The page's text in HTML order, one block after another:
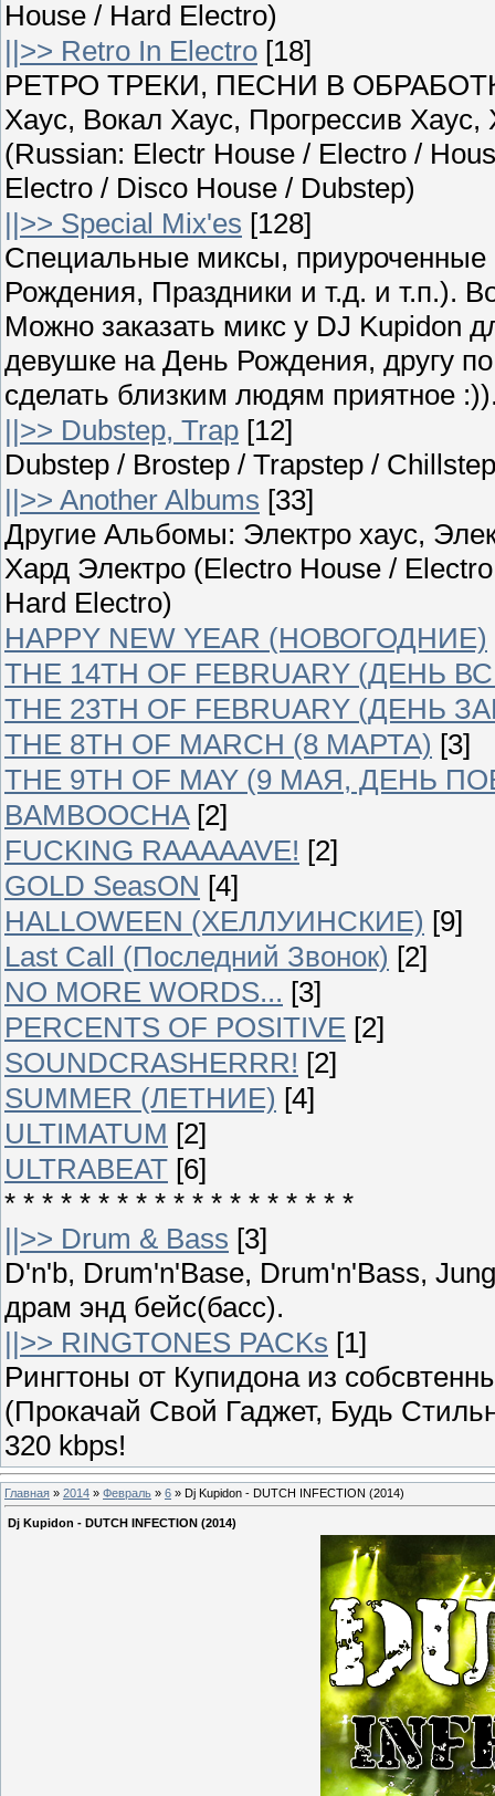
House / Hard Electro)
||>> Retro In Electro [18]
РЕТРО ТРЕКИ, ПЕСНИ В
Хаус, Вокал Хаус, Прогрессив
(Russian: Electr House / Electro /
Electro / Disco House / Dubstep)
||>> Special Mix'es [128]
Специальные миксы,
Рождения, Праздники и т.д. и т.п.).
Можно заказать микс у DJ Kupidon
девушке на День Рождения, другу
сделать близким людям приятное
||>> Dubstep, Trap [12]
Dubstep / Brostep / Trapstep /
||>> Another Albums [33]
Другие Альбомы: Электро хаус,
Хард Электро (Electro House /
Hard Electro)
HAPPY NEW YEAR (НОВОГОДНИЕ)
THE 14TH OF FEBRUARY (ДЕНЬ
THE 23TH OF FEBRUARY (ДЕНЬ
THE 8TH OF MARCH (8 МАРТА) [3]
THE 9TH OF MAY (9 МАЯ, ДЕНЬ
BAMBOOCHA [2]
FUCKING RAAAAAVE! [2]
GOLD SeasON [4]
HALLOWEEN (ХЕЛЛУИНСКИЕ) [9]
Last Call (Последний Звонок) [2]
NO MORE WORDS... [3]
PERCENTS OF POSITIVE [2]
SOUNDCRASHERRR! [2]
SUMMER (ЛЕТНИЕ) [4]
ULTIMATUM [2]
ULTRABEAT [6]
* * * * * * * * * * * * * * * * * * *
||>> Drum & Bass [3]
D'n'b, Drum'n'Base, Drum'n'Bass,
драм энд бейс(басс).
||>> RINGTONES PACKs [1]
Рингтоны от Купидона из
(Прокачай Свой Гаджет, Будь
320 kbps!
Главная » 2014 » Февраль » 6 » Dj Kupidon - DUTCH INFECTION (2014)
Dj Kupidon - DUTCH INFECTION (2014)